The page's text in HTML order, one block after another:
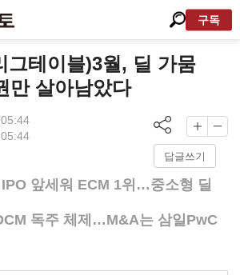
구독
그테이블)3월, 딜 가뭄
만 살아남았다
답글쓰기
앞세워 ECM 1위…중소형 딜
독주 체제…M&A는 삼일PwC